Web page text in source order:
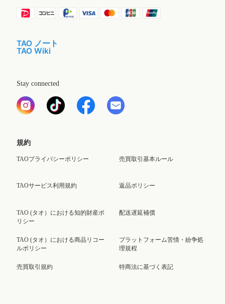
TAO ノート
TAO Wiki
Stay connected
規約
TAOプライバシーポリシー
TAOサービス利用規約
TAO (タオ）における知的財産ポ
リシー
TAO (タオ）における商品リコー
ルポリシー
売買取引規約
売買取引基本ルール
返品ポリシー
配送遅延補償
プラットフォーム苦情・紛争処
理規程
特商法に基づく表記